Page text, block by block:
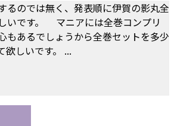
るのでは無く、発表順に伊賀の影丸全
いです。 マニアには全巻コンプリ
もあるでしょうから全巻セットを多少
欲しいです。 ...